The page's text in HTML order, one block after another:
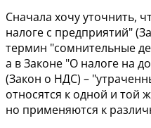
Сначала хочу уточнить,
налоге с предприятий"
термин "сомнительные
а в Законе "О налоге на
(Закон о НДС) –
относятся к одной и той
но применяются к